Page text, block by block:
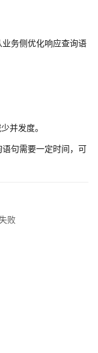
务侧优化响应查询语
并发度。
句需要一定时间，可
败